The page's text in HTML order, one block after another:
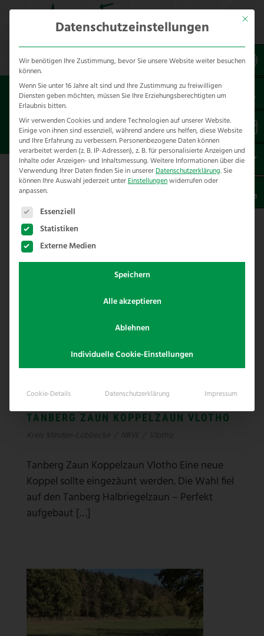
Sie sind hier:Referenzen
unsere Referenzen
nach Städten
ZAUNBAU IN VLOTHO
Hier finden Sie unsere Zaunbau
Referenzen in Vlotho – Kreis Herford
TANBERG ZAUN KOPPELZAUN VLOTHO
Tanberg Zaun Koppelzaun Vlotho Eine neue
Koppel sollte eingezäunt werden. Die Wahl fiel
auf den Tanberg Halbriegelzaun – Perfekt
aufgebaut […]
Mit
Datenschutzeinstellungen
Wir benötigen Ihre Zustimmung, bevor Sie unsere Website weiter besuchen
können.
Wenn Sie unter 16 Jahre alt sind und Ihre Zustimmung zu freiwilligen
Diensten geben möchten, müssen Sie Ihre Erziehungsberechtigten um
Erlaubnis bitten.
Wir verwenden Cookies und andere Technologien auf unserer Website.
Einige von ihnen sind essenziell, während andere uns helfen, diese Website
und Ihre Erfahrung zu verbessern. Personenbezogene Daten können
verarbeitet werden (z. B. IP-Adressen), z. B. für personalisierte Anzeigen und
Inhalte oder Anzeigen- und Inhaltsmessung.Weitere Informationen über die
Verwendung Ihrer Daten finden Sie in unsererDatenschutzerklärung. Sie
können Ihre Auswahl jederzeit unterEinstellungenwiderrufen oder
anpassen.
Es folgt eine Liste der Service-Gruppen, für die eine
Essenziell
Statistiken
Externe Medien
Speichern
Alle akzeptieren
Ablehnen
Individuelle Cookie-Einstellungen
Cookie-Details Datenschutzerklärung Impressum